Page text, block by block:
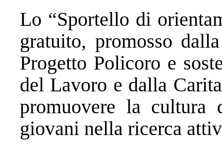
Lo “Sportello di
gratuito, promosso
Progetto Policoro e
del Lavoro e dalla
promuovere la cultura
giovani nella ricerca